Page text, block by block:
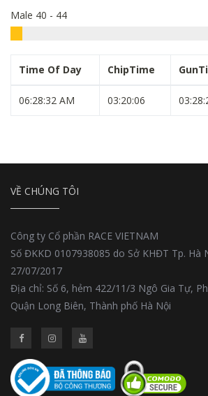
Male 40 - 44
Time Of Day ChipTime
06:28:32 AM 03:20:06
VỀ CHÚNG TÔI
Công ty Cổ phần RACE VIETNAM
Số ĐKKD 0107938085 do Sở KHĐT Tp. Hà
27/07/2017
Địa chỉ: Số 6, hẻm 422/11/3 Ngô Gia Tự,
Quận Long Biên, Thành phố Hà Nội